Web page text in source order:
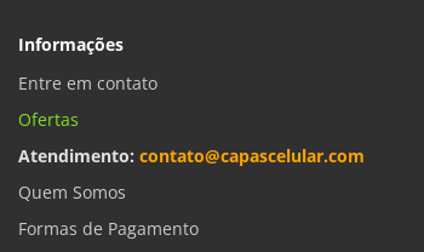
Informações
Entre em contato
Ofertas
Atendimento: contato@capascelular.com
Quem Somos
Formas de Pagamento